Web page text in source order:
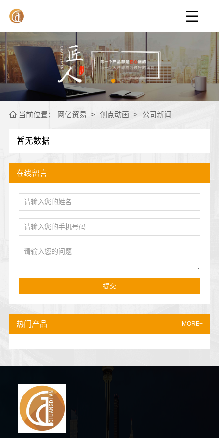
当前位置： 网亿贸易 > 创点动画 > 公司新闻
暂无数据
热门产品 MORE+
在线留言
提交